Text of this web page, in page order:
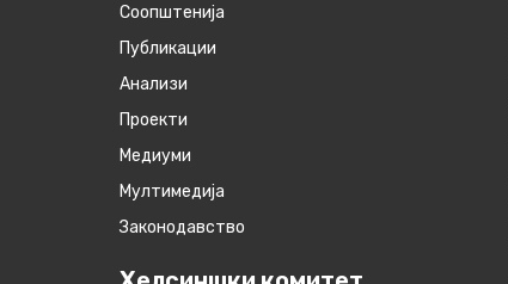
Соопштенија
Публикации
Анализи
Проекти
Медиуми
Мултимедија
Законодавство